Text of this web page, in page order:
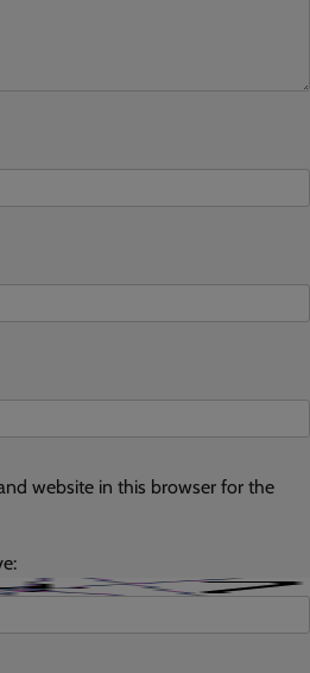
website in this browser for the